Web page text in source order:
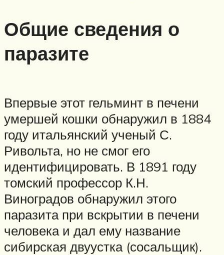
Общие сведения о
паразите
Впервые этот гельминт в печени
умершей кошки обнаружил в 1884
году итальянский ученый С.
Ривольта, но не смог его
идентифицировать. В 1891 году
томский профессор К.Н.
Виноградов обнаружил этого
паразита при вскрытии в печени
человека и дал ему название
сибирская двуустка (сосальщик).